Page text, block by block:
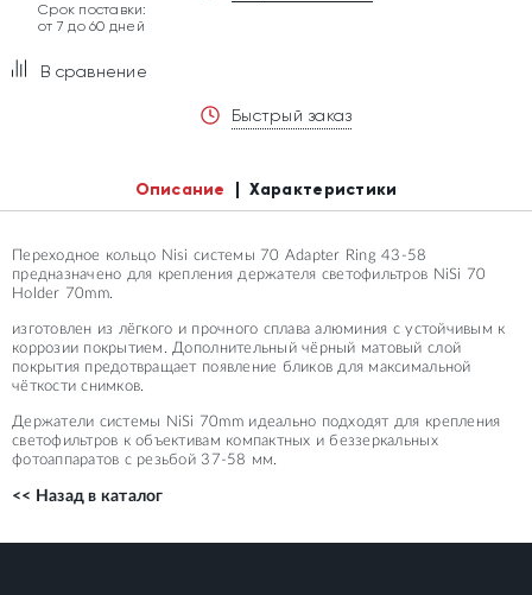
Срок поставки:
от 7 до 60 дней
В сравнение
Быстрый заказ
Описание Характеристики
Переходное кольцо Nisi системы 70 Adapter Ring 43-58
предназначено для крепления держателя светофильтров NiSi 70
Holder 70mm.
изготовлен из лёгкого и прочного сплава алюминия с устойчивым к
коррозии покрытием. Дополнительный чёрный матовый слой
покрытия предотвращает появление бликов для максимальной
чёткости снимков.
Держатели системы NiSi 70mm идеально подходят для крепления
светофильтров к объективам компактных и беззеркальных
фотоаппаратов с резьбой 37-58 мм.
<< Назад в каталог